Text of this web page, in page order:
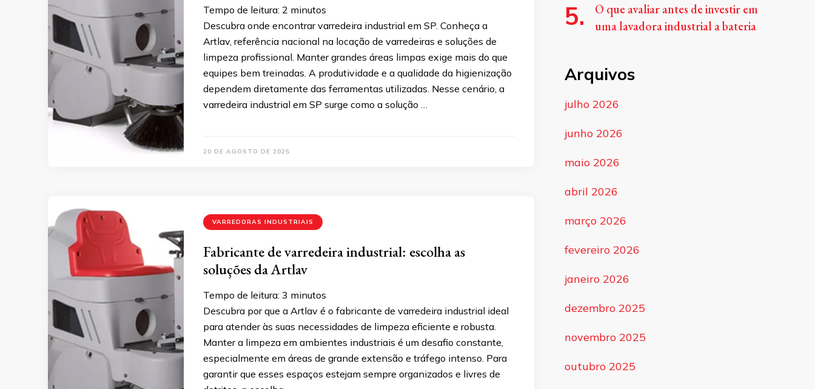
Tempo de leitura: 2 minutos
Descubra onde encontrar varredeira industrial em SP. Conheça a
Artlav, referência nacional na locação de varredeiras e soluções de
limpeza profissional. Manter grandes áreas limpas exige mais do que
equipes bem treinadas. A produtividade e a qualidade da higienização
dependem diretamente das ferramentas utilizadas. Nesse cenário, a
varredeira industrial em SP surge como a solução …
20 DE AGOSTO DE 2025
VARREDORAS INDUSTRIAIS
Fabricante de varredeira industrial: escolha as
soluções da Artlav
Tempo de leitura: 3 minutos
Descubra por que a Artlav é o fabricante de varredeira industrial ideal
para atender às suas necessidades de limpeza eficiente e robusta.
Manter a limpeza em ambientes industriais é um desafio constante,
especialmente em áreas de grande extensão e tráfego intenso. Para
garantir que esses espaços estejam sempre organizados e livres de
O que avaliar antes de investir em
uma lavadora industrial a bateria
Arquivos
julho 2026
junho 2026
maio 2026
abril 2026
março 2026
fevereiro 2026
janeiro 2026
dezembro 2025
novembro 2025
outubro 2025